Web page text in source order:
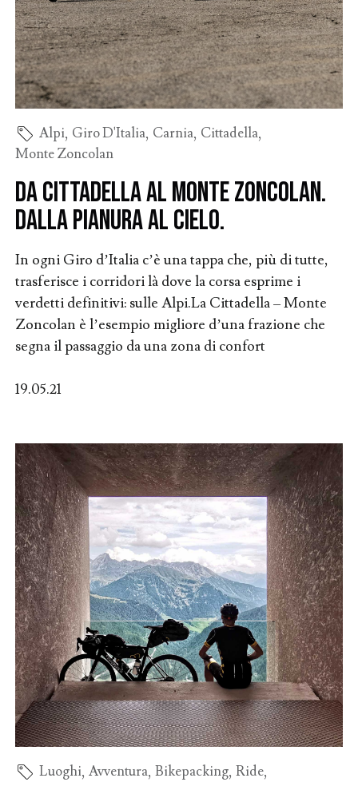
Alpi, Giro D'Italia, Carnia, Cittadella,
Monte Zoncolan
Da Cittadella al Monte Zoncolan.
Dalla pianura al cielo.
In ogni Giro d’Italia c’è una tappa che, più di tutte,
trasferisce i corridori là dove la corsa esprime i
verdetti definitivi: sulle Alpi.La Cittadella – Monte
Zoncolan è l’esempio migliore d’una frazione che
segna il passaggio da una zona di confort
19.05.21
Luoghi, Avventura, Bikepacking, Ride,